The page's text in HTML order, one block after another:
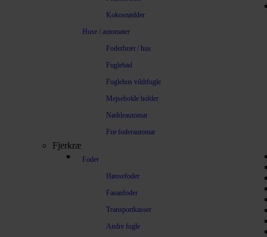
Kokosnødder
Huse / automater
Foderbræt / hus
Fuglebad
Fuglehus vildtfugle
Mejsebolde holder
Nøddeautomat
Frø foderautomat
Fjerkræ
Foder
Hønsefoder
Fasanfoder
Transportkasser
Andre fugle